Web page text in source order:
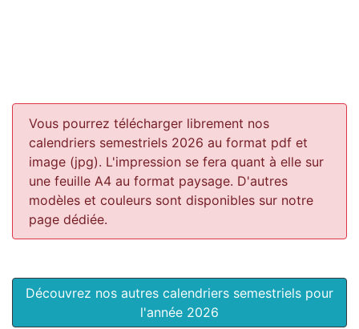
Vous pourrez télécharger librement nos
calendriers semestriels 2026 au format pdf et
image (jpg). L'impression se fera quant à elle sur
une feuille A4 au format paysage. D'autres
modèles et couleurs sont disponibles sur notre
page dédiée.
Découvrez nos autres calendriers semestriels pour
l'année 2026